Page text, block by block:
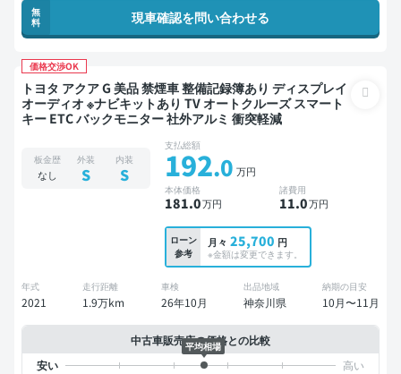
無
料
現車確認を問い合わせる
価格交渉OK
トヨタ アクア G 美品 禁煙車 整備記録簿あり ディスプレイ
オーディオ ※ナビキットあり TV オートクルーズ スマート
キー ETC バックモニター 社外アルミ 衝突軽減
板金歴
なし
外装
S
内装
S
支払総額
192.0 万円
本体価格
181.0万円
諸費用
11.0万円
ローン
参考
月々 25,700 円
※金額は変更できます。
年式
2021
走行距離
1.9万km
車検
26年10月
出品地域
神奈川県
納期の目安
10月〜11月
中古車販売店の価格との比較
平均相場